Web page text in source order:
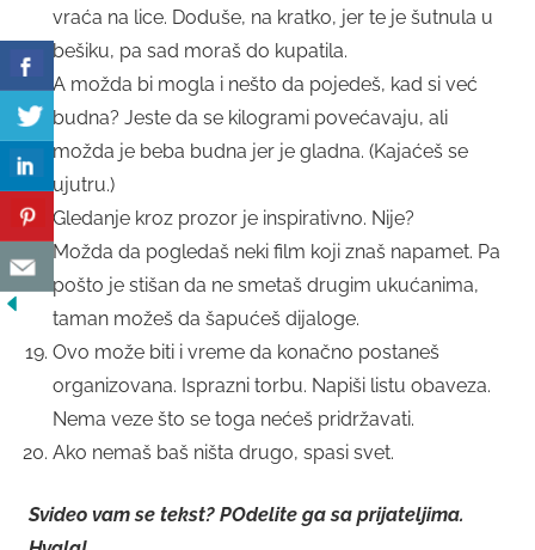
vraća na lice. Doduše, na kratko, jer te je šutnula u
bešiku, pa sad moraš do kupatila.
A možda bi mogla i nešto da pojedeš, kad si već
budna? Jeste da se kilogrami povećavaju, ali
možda je beba budna jer je gladna. (Kajaćeš se
ujutru.)
Gledanje kroz prozor je inspirativno. Nije?
Možda da pogledaš neki film koji znaš napamet. Pa
pošto je stišan da ne smetaš drugim ukućanima,
taman možeš da šapućeš dijaloge.
Ovo može biti i vreme da konačno postaneš
organizovana. Isprazni torbu. Napiši listu obaveza.
Nema veze što se toga nećeš pridržavati.
Ako nemaš baš ništa drugo, spasi svet.
Svideo vam se tekst? POdelite ga sa prijateljima.